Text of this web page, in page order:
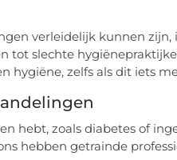
verleidelijk kunnen
tot slechte
hygiëne, zelfs als dit iets
hebt, zoals diabetes of
hebben getrainde